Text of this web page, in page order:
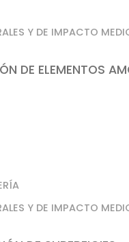
Y DE IMPACTO
DE ELEMENTOS
Y DE IMPACTO